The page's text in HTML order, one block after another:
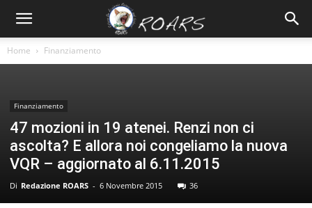
Home Finanziamento
Finanziamento
47 mozioni in 19 atenei. Renzi non ci
ascolta? E allora noi congeliamo la nuova
VQR – aggiornato al 6.11.2015
Di Redazione ROARS - 6 Novembre 2015 36